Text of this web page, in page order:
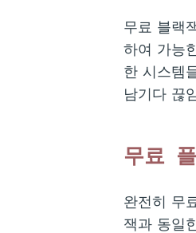
무료 블랙
하여 가능
한 시스템
남기다 끊
무료
완전히 무
잭과 동일